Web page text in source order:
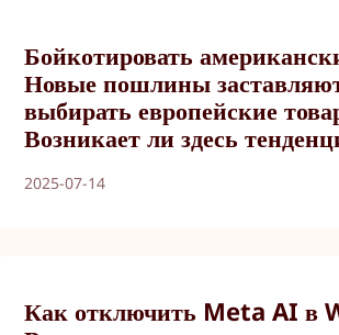
Бойкотировать
Новые пошлины
выбирать европейские
Возникает ли здесь
2025-07-14
Как отключить Meta AI в